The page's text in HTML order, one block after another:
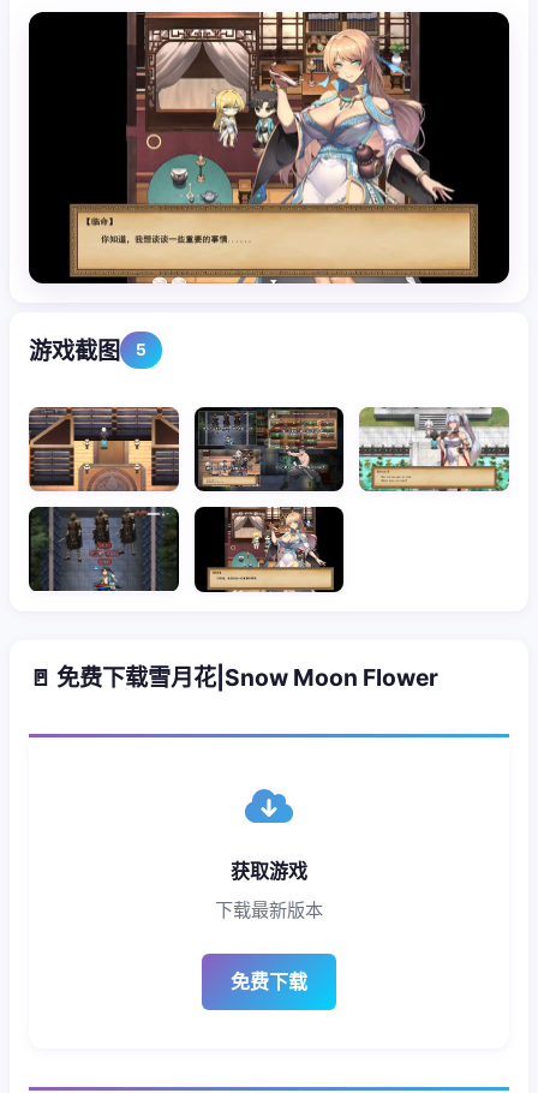
游戏截图 5
🚪 免费下载雪月花|Snow Moon Flower
获取游戏
下载最新版本
免费下载